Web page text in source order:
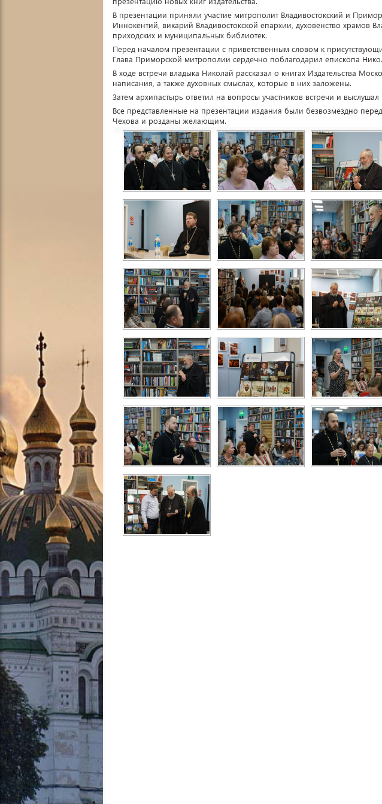
В презентации приняли участие митрополит Владивостокский и
Иннокентий, викарий Владивостокской епархии, духовенство храмов
приходских и муниципальных библиотек.
Перед началом презентации с приветственным словом к
Глава Приморской митрополии сердечно поблагодарил епископа
В ходе встречи владыка Николай рассказал о книгах Издательства
написания, а также духовных смыслах, которые в них заложены.
Затем архипастырь ответил на вопросы участников встречи и
Все представленные на презентации издания были безвозмездно
Чехова и розданы желающим.